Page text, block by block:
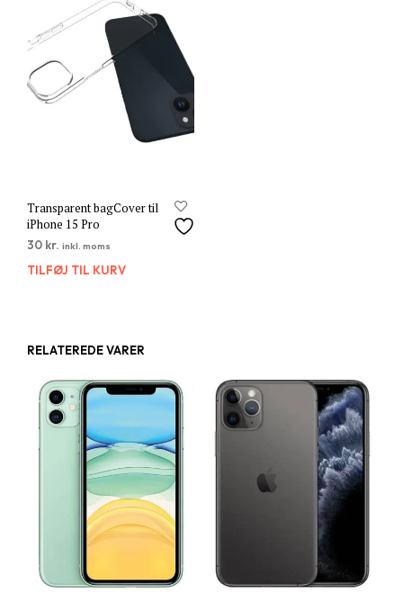
Transparent bagCover til
iPhone 15 Pro
30 kr. inkl. moms
TILFØJ TIL KURV
RELATEREDE VARER